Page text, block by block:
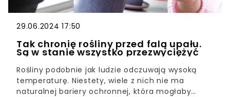
29.06.2024 17:50
Tak chronię rośliny przed falą upału.
Są w stanie wszystko przezwyciężyć
Rośliny podobnie jak ludzie odczuwają wysoką
temperaturę. Niestety, wiele z nich nie ma
naturalnej bariery ochronnej, która mogłaby